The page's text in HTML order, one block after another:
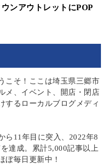
ンアウトレットにPOP
こそ！ここは埼玉県三郷市
メ、イベント、開店・閉店
するローカルブログメディ
ら11年目に突入、2022年8
達成。累計5,000記事以上
ぼ毎日更新中！